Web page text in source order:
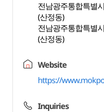
전남광주통합특별
(산정동)
전남광주통합특별
(산정동)
Website
https://
Inquiries